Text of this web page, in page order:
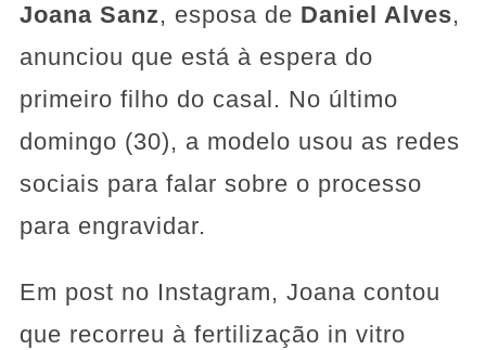
Joana Sanz, esposa de Daniel Alves,
anunciou que está à espera do
primeiro filho do casal. No último
domingo (30), a modelo usou as redes
sociais para falar sobre o processo
para engravidar.
Em post no Instagram, Joana contou
que recorreu à fertilização in vitro